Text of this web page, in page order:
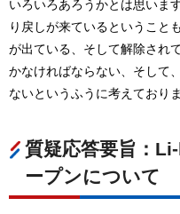
いろいろあろうかとは思いま
り戻しが来ているということ
が出ている、そして解除され
かなければならない、そして
ないというふうに考えておりま
質疑応答要旨：
ープンについて